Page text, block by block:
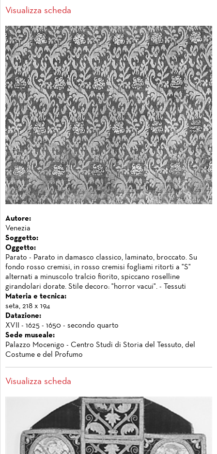
Visualizza scheda
Autore:
Venezia
Soggetto:
Oggetto:
Parato - Parato in damasco classico, laminato, broccato. Su
fondo rosso cremisi, in rosso cremisi fogliami ritorti a "S"
alternati a minuscolo tralcio fiorito, spiccano roselline
girandolari dorate. Stile decoro: "horror vacui". - Tessuti
Materia e tecnica:
seta, 218 x 194
Datazione:
XVII - 1625 - 1650 - secondo quarto
Sede museale:
Palazzo Mocenigo - Centro Studi di Storia del Tessuto, del
Costume e del Profumo
Visualizza scheda